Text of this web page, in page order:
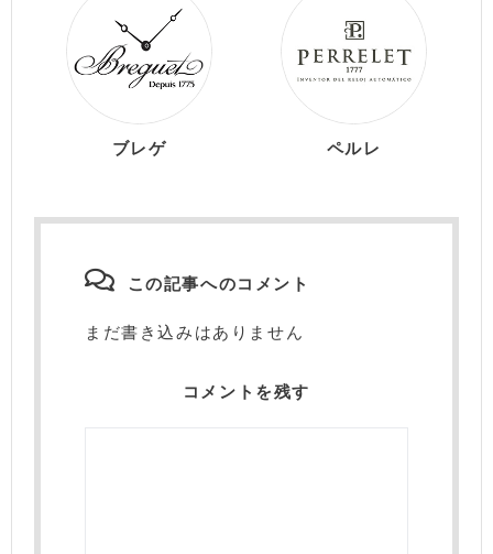
ブレゲ ペルレ
この記事へのコメント
まだ書き込みはありません
コメントを残す